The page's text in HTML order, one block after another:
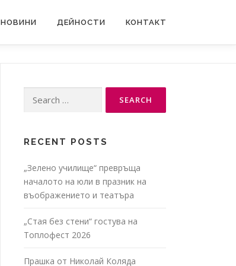
НОВИНИ ДЕЙНОСТИ КОНТАКТ
for:
RECENT POSTS
„Зелено училище“ превръща
началото на юли в празник на
въображението и театъра
„Стая без стени“ гостува на
Топлофест 2026
Прашка от Николай Коляда